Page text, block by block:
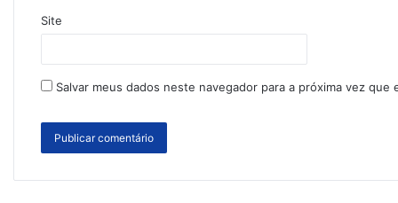
Site
Salvar meus dados neste navegador para a próxima vez que